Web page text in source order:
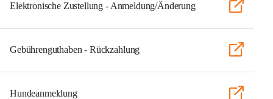
Elektronische Zustellung - Anmeldung/Änderung
Gebührenguthaben - Rückzahlung
Hundeanmeldung